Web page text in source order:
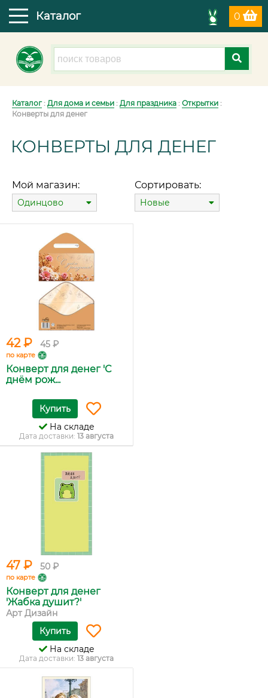
0
Каталог
Каталог: Для дома и семьи : Для праздника : Открытки :
Конверты для денег
КОНВЕРТЫ ДЛЯ ДЕНЕГ
Мой магазин:
Одинцово
Сортировать:
Новые
42 ₽ 45 ₽
по карте
Конверт для денег 'С
днём рож...
Купить
На складе
Дата доставки: 13 августа
47 ₽ 50 ₽
по карте
Конверт для денег
'Жабка душит?'
Арт Дизайн
Купить
На складе
Дата доставки: 13 августа